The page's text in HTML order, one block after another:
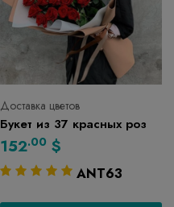
Доставка цветов
Букет из 37 красных роз
152.00 $
ANT63